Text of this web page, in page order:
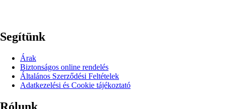
Segítünk
Árak
Biztonságos online rendelés
Általános Szerződési Feltételek
Adatkezelési és Cookie tájékoztató
Rólunk